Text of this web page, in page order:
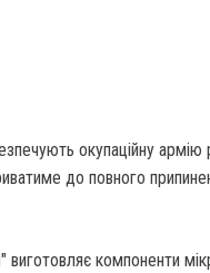
окупаційну армію
до повного
компоненти